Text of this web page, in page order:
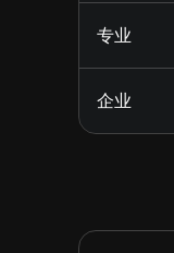
专业
企业